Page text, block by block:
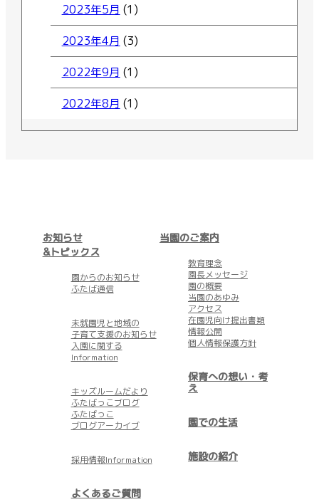
2023年5月 (1)
2023年4月 (3)
2022年9月 (1)
2022年8月 (1)
お知らせ
&トピックス
園からのお知らせ
ふたば通信
未就園児と地域の
子育て支援のお知らせ
入園に関する
Information
キッズルームだより
ふたばっこブログ
ふたばっこ
ブログアーカイブ
採用情報Information
よくあるご質問
当園のご案内
教育理念
園長メッセージ
園の概要
当園のあゆみ
アクセス
在園児向け提出書類
情報公開
個人情報保護方針
保育への想い・考
え
園での生活
施設の紹介